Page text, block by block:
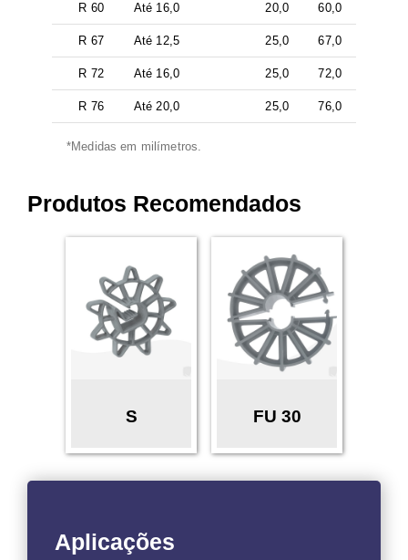
Aplicações
R 60 Até 16,0 20,0 60,0
R 67 Até 12,5 25,0 67,0
R 72 Até 16,0 25,0 72,0
R 76 Até 20,0 25,0 76,0
*Medidas em milímetros.
Produtos Recomendados
S FU 30